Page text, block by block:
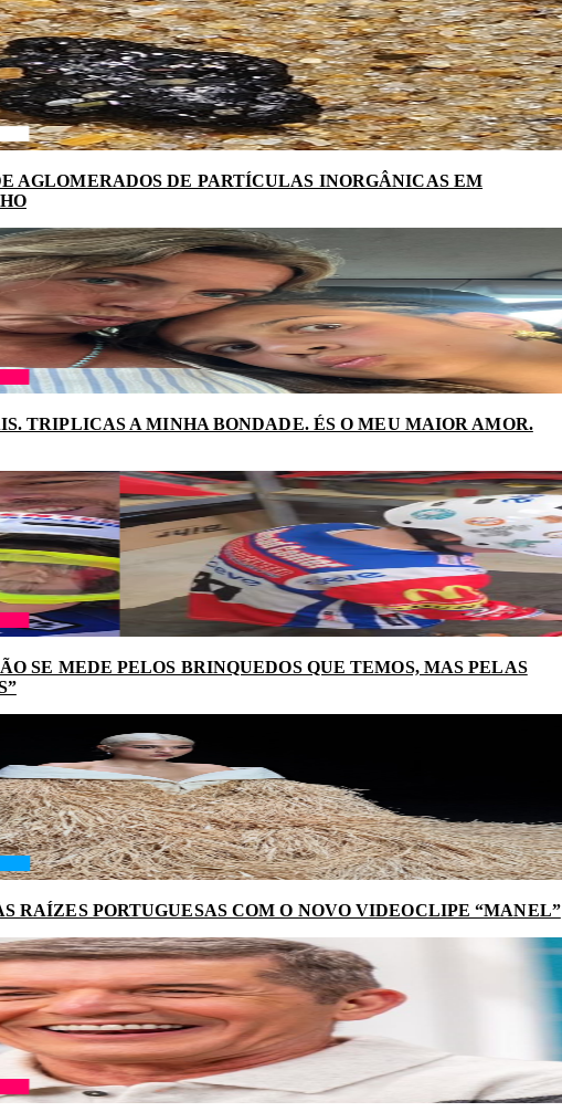
AGLOMERADOS DE PARTÍCULAS INORGÂNICAS EM
TRIPLICAS A MINHA BONDADE. ÉS O MEU MAIOR AMOR.
SE MEDE PELOS BRINQUEDOS QUE TEMOS, MAS PELAS
RAÍZES PORTUGUESAS COM O NOVO VIDEOCLIPE “MANEL”